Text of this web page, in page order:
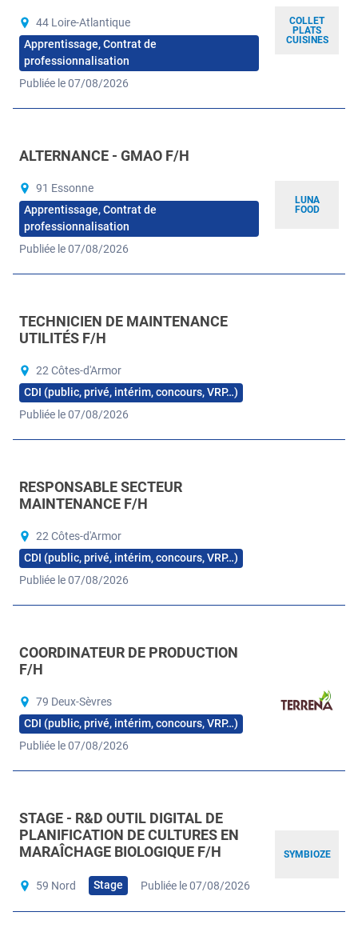
COLLET
PLATS
CUISINES
44 Loire-Atlantique
Apprentissage, Contrat de
professionnalisation
Publiée le 07/08/2026
LUNA
FOOD
ALTERNANCE - GMAO F/H
91 Essonne
Apprentissage, Contrat de
professionnalisation
Publiée le 07/08/2026
TECHNICIEN DE MAINTENANCE
UTILITÉS F/H
22 Côtes-d'Armor
CDI (public, privé, intérim, concours, VRP…)
Publiée le 07/08/2026
RESPONSABLE SECTEUR
MAINTENANCE F/H
22 Côtes-d'Armor
CDI (public, privé, intérim, concours, VRP…)
Publiée le 07/08/2026
COORDINATEUR DE PRODUCTION
F/H
79 Deux-Sèvres
CDI (public, privé, intérim, concours, VRP…)
Publiée le 07/08/2026
SYMBIOZE
STAGE - R&D OUTIL DIGITAL DE
PLANIFICATION DE CULTURES EN
MARAÎCHAGE BIOLOGIQUE F/H
59 Nord Stage Publiée le 07/08/2026